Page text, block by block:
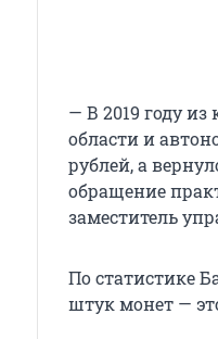
— В 2019 году
области и
рублей, а
обращение
заместитель
По статистике
штук монет —